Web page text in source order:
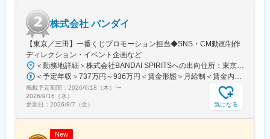
家賃補助や家族手当、寮・社宅制度など福利厚生が充実していま
す。
また、当社敷地内に体育館、ジム、野球場、サッカー場、テニス
コート、天然温泉といった設備も充実しています。
変更の範囲：会社の定める業務
株式会社 バンダイ
【東京／三田】一番くじプロモーション担当◆SNS・CM動画制作
ディレクション・イベント企画など
＜勤務地詳細＞株式会社BANDAI SPIRITSへの出向住所：東京都港区三田3‐5‐19 住友不動産東京三田ガーデンタワー受動喫煙対策：屋内全面禁煙変更の範囲：会社の定める事業所
＜予定年収＞737万円～936万円＜賃金形態＞月給制＜賃金内訳＞月額（基本給）：315,000円～400,000円＜月給＞315,000円～400,000円＜昇給有無＞有＜残業手当＞有＜給与補足＞※役職と給与は、経験・能力などを考慮し最終決定■昇給：年1回■賞与：年1回■年収例（一般）759万円／中途入社2年目／月給33万円＋時間外手当（30時間）＋賞与■年収例（チーフ）920万円／中途入社2年目／月給40万円＋時間外手当（30時間）＋賞与賃金はあくまでも目安の金額であり、選考を通じて上下する可能性があります。月給(月額)は固定手当を含めた表記です。
掲載予定期間： 2026/6/18（木） 〜
2026/9/16（水）
更新日： 2026/8/7（金） 気になる
New